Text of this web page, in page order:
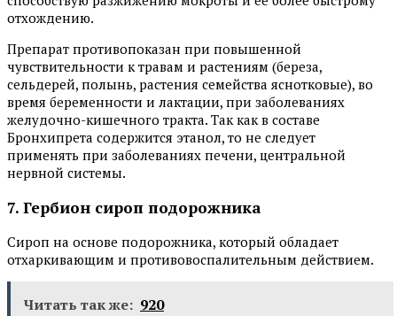
отхождению.
Препарат противопоказан при повышенной
чувствительности к травам и растениям (береза,
сельдерей, полынь, растения семейства яснотковые), во
время беременности и лактации, при заболеваниях
желудочно-кишечного тракта. Так как в составе
Бронхипрета содержится этанол, то не следует
применять при заболеваниях печени, центральной
нервной системы.
7. Гербион сироп подорожника
Сироп на основе подорожника, который обладает
отхаркивающим и противовоспалительным действием.
Читать так же: 920